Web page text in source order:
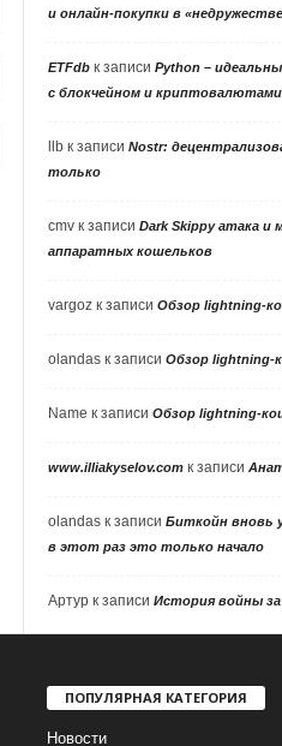
и онлайн-покупки в
ETFdb к записиPython –
с блокчейном и криптовалютами
llb к записиNostr:
только
cmv к записиDark Skippy атака и
аппаратных кошельков
vargoz к записиОбзор lightning-
olandas к записиОбзор lightning-
Name к записиОбзор lightning-
www.illiakyselov.com к записи
olandas к записиБиткойн вновь
в этот раз это только начало
Артур к записиИстория войны
ПОПУЛЯРНАЯ КАТЕГОРИЯ
Новости